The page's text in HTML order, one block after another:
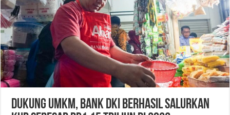
Dukung UMKM, Bank DKI Berhasil Salurkan